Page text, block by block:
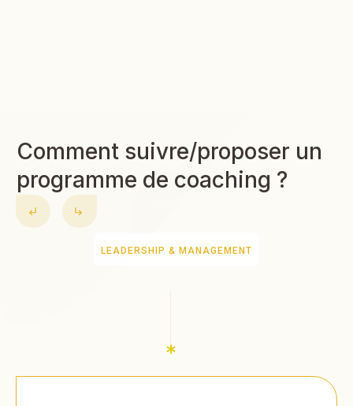
Comment suivre/proposer un
programme de coaching ?
LEADERSHIP & MANAGEMENT